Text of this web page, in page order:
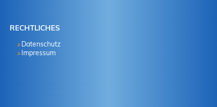
RECHTLICHES
Datenschutz
Impressum